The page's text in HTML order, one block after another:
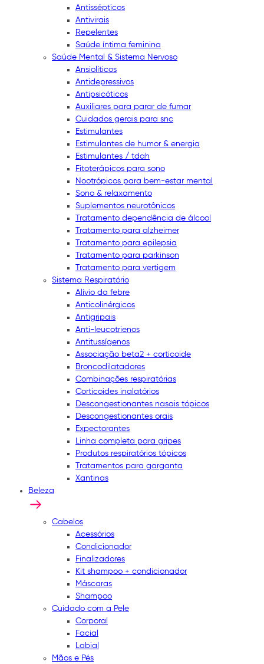
Antissépticos
Antivirais
Repelentes
Saúde íntima feminina
Saúde Mental & Sistema Nervoso
Ansiolíticos
Antidepressivos
Antipsicóticos
Auxiliares para parar de fumar
Cuidados gerais para snc
Estimulantes
Estimulantes de humor & energia
Estimulantes / tdah
Fitoterápicos para sono
Nootrópicos para bem-estar mental
Sono & relaxamento
Suplementos neurotônicos
Tratamento dependência de álcool
Tratamento para alzheimer
Tratamento para epilepsia
Tratamento para parkinson
Tratamento para vertigem
Sistema Respiratório
Alívio da febre
Anticolinérgicos
Antigripais
Anti-leucotrienos
Antitussígenos
Associação beta2 + corticoide
Broncodilatadores
Combinações respiratórias
Corticoides inalatórios
Descongestionantes nasais tópicos
Descongestionantes orais
Expectorantes
Linha completa para gripes
Produtos respiratórios tópicos
Tratamentos para garganta
Xantinas
Beleza
Cabelos
Acessórios
Condicionador
Finalizadores
Kit shampoo + condicionador
Máscaras
Shampoo
Cuidado com a Pele
Corporal
Facial
Labial
Mãos e Pés